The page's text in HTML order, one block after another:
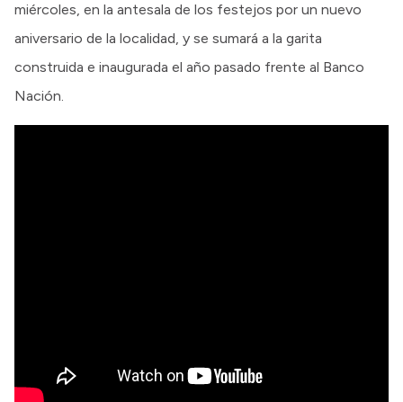
miércoles, en la antesala de los festejos por un nuevo
aniversario de la localidad, y se sumará a la garita
construida e inaugurada el año pasado frente al Banco
Nación.